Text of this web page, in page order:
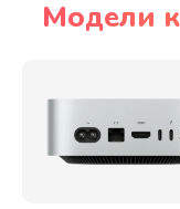
Модели